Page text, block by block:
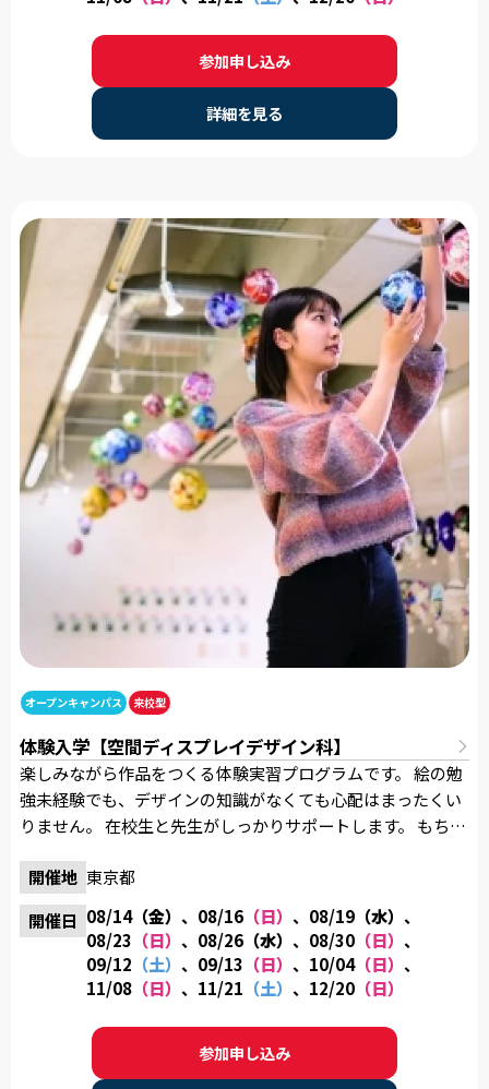
14:00 体験実習 16:00 施設見学 16:20 終了、最後のご案内 ※希
望者は個別相談承ります。参加申し込み
詳細を見る
オープンキャンパス 来校型
体験入学【空間ディスプレイデザイン科】
楽しみながら作品をつくる体験実習プログラムです。 絵の勉
強未経験でも、デザインの知識がなくても心配はまったくい
りません。 在校生と先生がしっかりサポートします。 もちろ
すべてお持ち帰りいただけます。 また、来校された方には
「卒業制作作品集」と「オリジナルグッズ」を進呈！ 【内
容】 体験実習／学校・学科説明／質問タイム／施設見学／入
学に関する個別相談など 【開催時間】 13：00～16：30 《当
日のタイムスケジュール例》 13:00 学校説明(日程により、総
14:00 体験実習 16:00 施設見学 16:20 終了、最後のご案内 ※希
望者は個別相談承ります。
開催地 東京都
開催日 08/14（金） 、08/16 （日） 、08/19 （水） 、
08/23 （日） 、08/26 （水） 、08/30 （日） 、
09/12 （土） 、09/13 （日） 、10/04（日） 、
11/08 （日） 、11/21 （土） 、12/20 （日）
参加申し込み